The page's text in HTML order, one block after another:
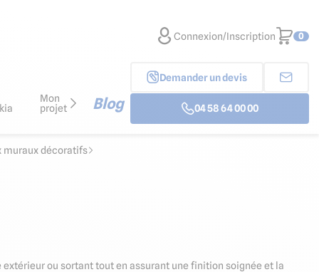
Blog
Mon
projet
Demander un devis
04 58 64 00 00
Connexion/Inscription 0
muraux décoratifs
ou sortant tout en assurant une finition soignée et la